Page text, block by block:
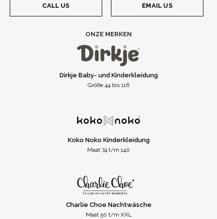
CALL US EMAIL US
ONZE MERKEN
Dirkje Baby- und Kinderkleidung
Größe 44 bis 116
Koko Noko Kinderkleidung
Maat 74 t/m 140
Charlie Choe Nachtwäsche
Maat 50 t/m XXL